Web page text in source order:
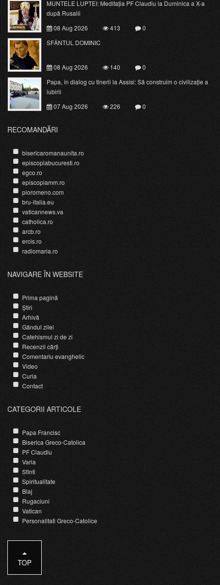
MUNTELE LUPTEI: Meditația PF Claudiu la Duminica a X-a
după Rusalii
08 Aug 2026
413
0
SFÂNTUL DOMINIC
08 Aug 2026 140
0
Papa, în dialog cu tinerii la Assisi: Să construim o civilizație a
iubirii
07 Aug 2026
226 0
RECOMANDĂRI
bisericaromanaunita.ro
episcopiabucuresti.ro
egco.ro
episcopiamm.ro
pioromeno.com
bru-italia.eu
vaticannews.va
catholica.ro
arcb.ro
ercis.ro
radiomaria.ro
NAVIGARE ÎN WEBSITE
Prima pagină
Știri
Arhivă
Gândul zilei
Catehismul zi de zi
Recenzii cărți
Comentariu evanghelic
Video
Curia
Contact
CATEGORII ARTICOLE
Papa Francisc
Biserica Greco-Catolica
PF Claudiu
Varia
Sfinti
Spiritualitate
Blaj
Rugaciuni
Vatican
Personalitati Greco-Catolice
TOP